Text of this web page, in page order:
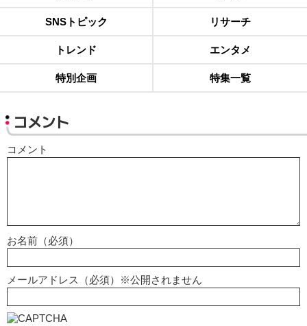
SNSトピック リサーチ
トレンド エンタメ
特別企画 特集一覧
コメント
コメント
お名前（必須）
メールアドレス（必須）※公開されません